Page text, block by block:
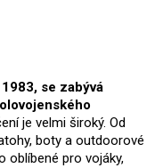
se zabývá
je velmi široký. Od
boty a outdoorové
oblíbené pro vojáky,